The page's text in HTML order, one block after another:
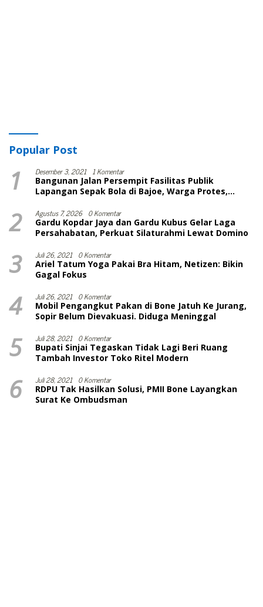
Popular Post
1 Desember 3, 2021 1 Komentar
Bangunan Jalan Persempit Fasilitas Publik
Lapangan Sepak Bola di Bajoe, Warga Protes,
2 Agustus 7, 2026 0 Komentar
Gardu Kopdar Jaya dan Gardu Kubus Gelar Laga
Persahabatan, Perkuat Silaturahmi Lewat Domino
3 Juli 26, 2021 0 Komentar
Ariel Tatum Yoga Pakai Bra Hitam, Netizen: Bikin
Gagal Fokus
4 Juli 26, 2021 0 Komentar
Mobil Pengangkut Pakan di Bone Jatuh Ke Jurang,
Sopir Belum Dievakuasi. Diduga Meninggal
5 Juli 28, 2021 0 Komentar
Bupati Sinjai Tegaskan Tidak Lagi Beri Ruang
Tambah Investor Toko Ritel Modern
6 Juli 28, 2021 0 Komentar
RDPU Tak Hasilkan Solusi, PMII Bone Layangkan
Surat Ke Ombudsman